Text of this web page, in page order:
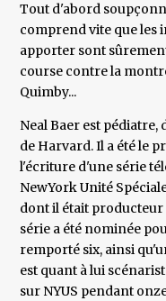
Tout d'abord
comprend vite que les
apporter sont
course contre la
Quimby...
Neal Baer est
de Harvard. Il a été le
l'écriture d'une série
NewYork Unité
dont il était producteur
série a été nominée
remporté six, ainsi
est quant à lui
sur NYUS pendant